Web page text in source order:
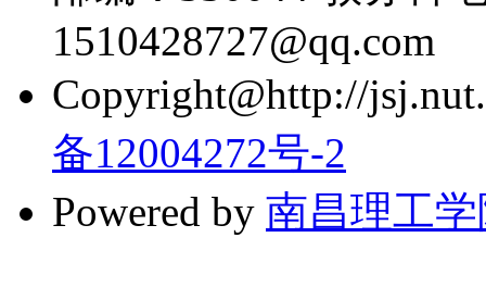
1510428727@qq.com
Copyright@http://
备12004272号-2
Powered by 南昌理工